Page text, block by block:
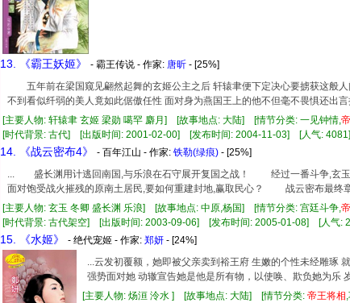
13. 《霸王妖姬》 - 霸王传说 - 作家: 唐昕 - [25%]
五年前在梁国窥见翩然起舞的玄姬公主之后 轩辕聿便下定决心要掳获这般人
不到看似纤弱的美人竟如此倨傲任性 面对身为燕国王上的他不但毫不畏惧还出
[主要人物: 轩辕聿 玄姬 梁勋 噶罕 麝月] [故事地点: 大陆] [情节分类: 一见钟情,
[时代背景: 古代] [出版时间: 2001-02-00] [发布时间: 2004-11-03] [人气:
14. 《战云密布4》 - 百年江山 - 作家: 铁勒(绿痕) - [25%]
... 盛长渊用计逃回南国,与乐浪在石守展开复国之战！ 经过一番斗争,玄
面对饱受战火摧残的原南土居民,要如何重建封地,赢取民心？ 战云密布最终
[主要人物: 玄玉 冬卿 盛长渊 乐浪] [故事地点: 中原,杨国] [情节分类: 宫廷斗争,
[时代背景: 古代架空] [出版时间: 2003-09-06] [发布时间: 2005-01-08] [人气:
15. 《水姬》 - 绝代宠姬 - 作家: 郑妍 - [24%]
...云发初覆额，她即被父亲卖到裕王府 生嫩的个性未经雕琢
强势面对她 动辙宣告她是他是所有物，以使唤、欺负她为乐
[主要人物: 炀洹 泠水 ] [故事地点: 大陆] [情节分类: 帝王将相